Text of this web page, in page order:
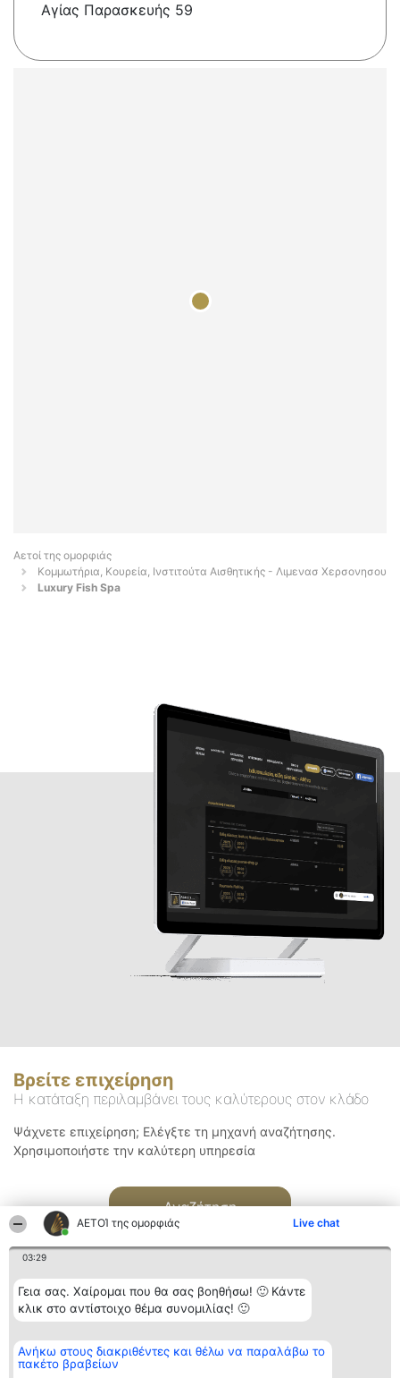
ΑΕΤΟΊ της ομορφιάς Live chat
03:29
Γεια σας. Χαίρομαι που θα σας βοηθήσω! 🙂 Κάντε
κλικ στο αντίστοιχο θέμα συνομιλίας! 🙂
Ανήκω στους διακριθέντες και θέλω να παραλάβω το
πακέτο βραβείων
Αγίας Παρασκευής 59
Αετοί της ομορφιάς
Κομμωτήρια, Κουρεία, Ινστιτούτα Αισθητικής - Λιμενασ Χερσονησου
Luxury Fish Spa
Βρείτε επιχείρηση
Η κατάταξη περιλαμβάνει τους καλύτερους στον κλάδο
Ψάχνετε επιχείρηση; Ελέγξτε τη μηχανή αναζήτησης.
Χρησιμοποιήστε την καλύτερη υπηρεσία
Αναζήτηση
Διοργανωτής της
κατάταξης
BEAUTIFUL COMPANY
Κατάταξη
Διακριθέντες
Επικοινωνία
Επικοινωνία